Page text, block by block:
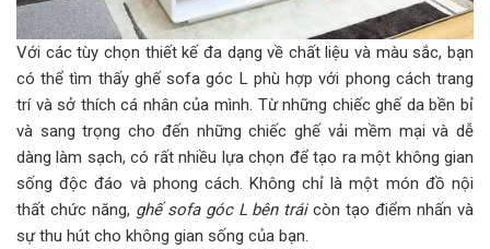
Với các tùy chọn thiết kế đa dạng về chất liệu và màu sắc, bạn
có thể tìm thấy ghế sofa góc L phù hợp với phong cách trang
trí và sở thích cá nhân của mình. Từ những chiếc ghế da bền bỉ
và sang trọng cho đến những chiếc ghế vải mềm mại và dễ
dàng làm sạch, có rất nhiều lựa chọn để tạo ra một không gian
sống độc đáo và phong cách. Không chỉ là một món đồ nội
thất chức năng, ghế sofa góc L bên tráicòn tạo điểm nhấn và
sự thu hút cho không gian sống của bạn.